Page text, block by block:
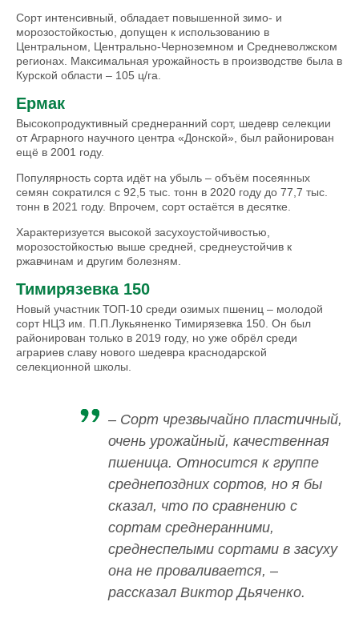
Сорт интенсивный, обладает повышенной зимо- и
морозостойкостью, допущен к использованию в
Центральном, Центрально-Черноземном и Средневолжском
регионах. Максимальная урожайность в производстве была в
Курской области – 105 ц/га.
Ермак
Высокопродуктивный среднеранний сорт, шедевр селекции
от Аграрного научного центра «Донской», был районирован
ещё в 2001 году.
Популярность сорта идёт на убыль – объём посеянных
семян сократился с 92,5 тыс. тонн в 2020 году до 77,7 тыс.
тонн в 2021 году. Впрочем, сорт остаётся в десятке.
Характеризуется высокой засухоустойчивостью,
морозостойкостью выше средней, среднеустойчив к
ржавчинам и другим болезням.
Тимирязевка 150
Новый участник ТОП-10 среди озимых пшениц – молодой
сорт НЦЗ им. П.П.Лукьяненко Тимирязевка 150. Он был
районирован только в 2019 году, но уже обрёл среди
аграриев славу нового шедевра краснодарской
селекционной школы.
– Сорт чрезвычайно пластичный,
очень урожайный, качественная
пшеница. Относится к группе
среднепоздних сортов, но я бы
сказал, что по сравнению с
сортам среднеранними,
среднеспелыми сортами в засуху
она не проваливается, –
рассказал Виктор Дьяченко.